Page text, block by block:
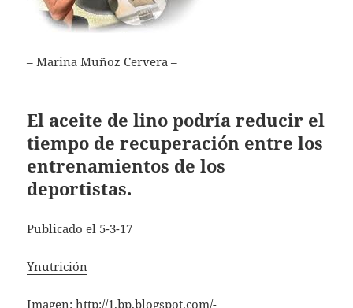
– Marina Muñoz Cervera –
El aceite de lino podría reducir el
tiempo de recuperación entre los
entrenamientos de los
deportistas.
Publicado el 5-3-17
Ynutrición
Imagen:http://1.bp.blogspot.com/-